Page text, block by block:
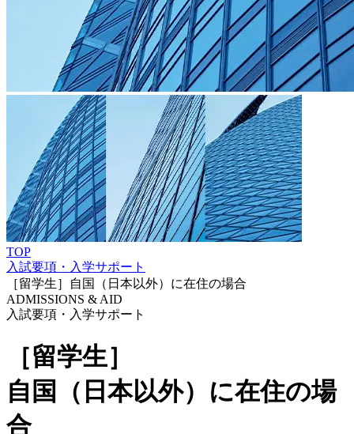
TOP
入試要項・入学サポート
［留学生］自国（日本以外）に在住の場合
ADMISSIONS & AID
入試要項・入学サポート
［留学生］
自国（日本以外）に在住の場
合